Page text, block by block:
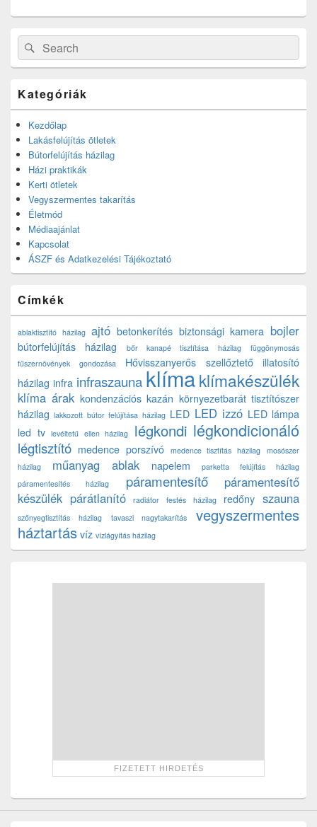
Search
for:
Search
Kategóriák
Kezdőlap
Lakásfelújítás ötletek
Bútorfelújítás házilag
Házi praktikák
Kerti ötletek
Vegyszermentes takarítás
Életmód
Médiaajánlat
Kapcsolat
ÁSZF és Adatkezelési Tájékoztató
Címkék
ablaktisztító házilag ajtó betonkerítés biztonsági kamera bojler
bútorfelújítás házilag bőr kanapé tisztítása házilag
függönymosás
fűszernövények gondozása
Hővisszanyerős szellőztető
illatosító
házilag infra infraszauna klímaklímakészülék
klíma árak kondenzációs kazán környezetbarát tisztítószer
házilag lakkozott bútor felújítása házilag LED LED izzó LED lámpa
led tv levéltetű ellen házilag légkondi légkondicionáló
légtisztító medence porszívó medence tisztítás házilag
mosószer
házilag
műanyag ablak napelem
parketta felújítás házilag
páramentesítés házilag
páramentesítő
páramentesítő
készülék párátlanító radiátor festés házilag redőny szauna
szőnyegtisztítás házilag tavaszi nagytakarítás
vegyszermentes
háztartás víz vízlágyítás házilag